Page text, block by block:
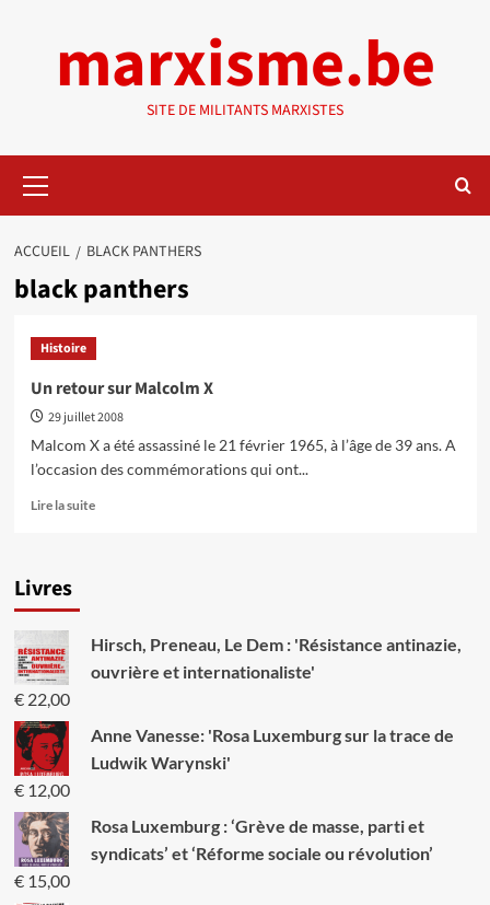
marxisme.be
SITE DE MILITANTS MARXISTES
principal
ACCUEIL BLACK PANTHERS
black panthers
Histoire
Un retour sur Malcolm X
29 juillet 2008
Malcom X a été assassiné le 21 février 1965, à l’âge de 39 ans. A
l’occasion des commémorations qui ont...
Lire la suiteEn
Malcolm
X
Livres
Hirsch, Preneau, Le Dem : 'Résistance antinazie,
ouvrière et internationaliste'
€22,00
Anne Vanesse: 'Rosa Luxemburg sur la trace de
Ludwik Warynski'
€12,00
Rosa Luxemburg : ‘Grève de masse, parti et
syndicats’ et ‘Réforme sociale ou révolution’
€15,00